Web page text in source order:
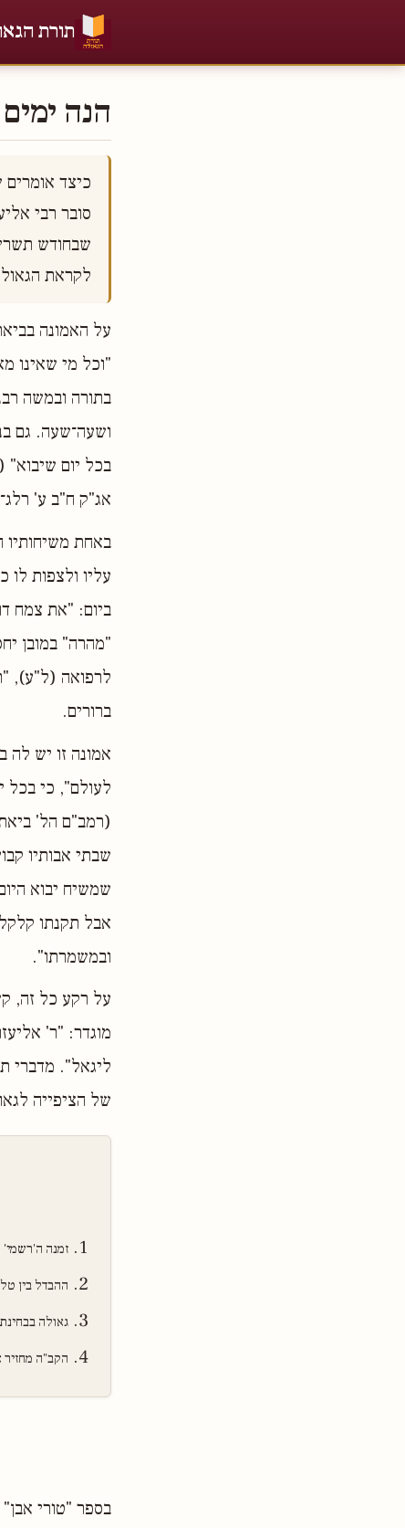
תורת
הנה
לקראת
על האמונה
"וכל מי שאינו
בתורה ובמשה
ושעה־שעה. גם
בכל יום שיבוא"
אג"ק ח"ב ע'
באחת
עליו ולצפות
ביום: "את צמח
"מהרה" במובן
לרפואה (ל"ע),
ברורים.
אמונה זו יש לה
לעולם", כי בכל
(רמב"ם הל'
שבתי אבותיו
שמשיח יבוא
אבל תקנתו
ובמשמרתו".
על רקע כל זה,
מוגדר: "ר'
ליגאל". מדברי
של הציפייה
זמנה
ההבדל בין
גאולה
הקב"ה
בספר "טורי